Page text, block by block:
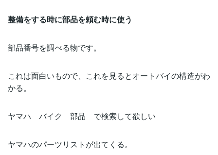
整備をする時に部品を頼む時に使う
部品番号を調べる物です。
これは面白いもので、これを見るとオートバイの構造がわ
かる。
ヤマハ バイク 部品 で検索して欲しい
ヤマハのパーツリストが出てくる。